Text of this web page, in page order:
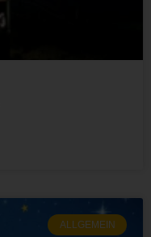
ALLGEMEIN